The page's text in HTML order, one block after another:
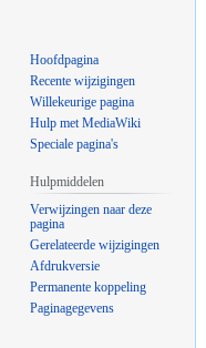
Hoofdpagina
Recente wijzigingen
Willekeurige pagina
Hulp met MediaWiki
Speciale pagina's
Hulpmiddelen
Verwijzingen naar deze
pagina
Gerelateerde wijzigingen
Afdrukversie
Permanente koppeling
Paginagegevens